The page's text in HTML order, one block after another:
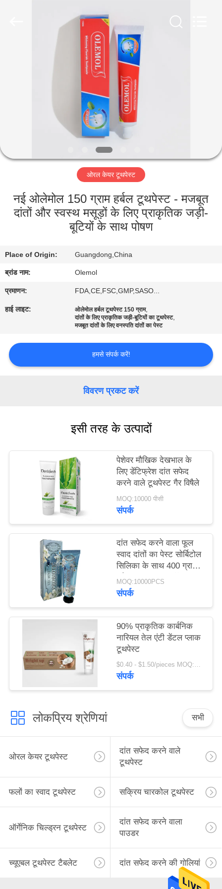
हमारे
बारे
कारखाना
गुणवत्ता
नियंत्रण
संपर्क
एक
गोपनीयता
नीति
ओरल केयर टूथपेस्ट
नई ओलेमोल 150 ग्राम हर्बल टूथपेस्ट - मजबूत
दांतों और स्वस्थ मसूड़ों के लिए प्राकृतिक जड़ी-
बूटियों के साथ पोषण
Place of Origin: Guangdong,China
ब्रांड नाम: Olemol
प्रमाणन: FDA,CE,FSC,GMP,SASO...
हाई लाइट: ओलेमोल हर्बल टूथपेस्ट 150 ग्राम,
दांतों के लिए प्राकृतिक जड़ी-बूटियों का टूथपेस्ट,
मजबूत दांतों के लिए वनस्पति दांतों का पेस्ट
हमसे संपर्क करें!
विवरण प्रकट करें
इसी तरह के उत्पादों
पेशेवर मौखिक देखभाल के
लिए डेंटिफ्रेश दांत सफेद
करने वाले टूथपेस्ट गैर विषैले
MOQ:10000 पीसी
संपर्क
दांत सफेद करने वाला फूल
स्वाद दांतों का पेस्ट सोर्बिटोल
सिलिका के साथ 400 ग्राम
सफेद कागज ट्यूब बॉक्स
बॉक्स
MOQ:10000PCS
संपर्क
90% प्राकृतिक कार्बनिक
नारियल तेल एंटी डेंटल प्लाक
टूथपेस्ट
$0.40 - $1.50/pieces MOQ:240 टुकड़े
संपर्क
लोकप्रिय श्रेणियां सभी
ओरल केयर टूथपेस्ट
दांत सफेद करने वाले
टूथपेस्ट
फलों का स्वाद टूथपेस्ट सक्रिय चारकोल टूथपेस्ट
ऑर्गेनिक चिल्ड्रन टूथपेस्ट
दांत सफेद करने वाला
पाउडर
च्यूएबल टूथपेस्ट टैबलेट दांत सफेद करने की गोलियां